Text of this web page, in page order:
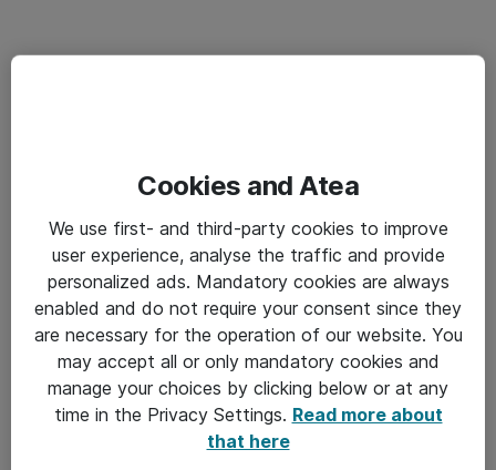
Cookies and Atea
We use first- and third-party cookies to improve
user experience, analyse the traffic and provide
personalized ads. Mandatory cookies are always
enabled and do not require your consent since they
are necessary for the operation of our website. You
may accept all or only mandatory cookies and
manage your choices by clicking below or at any
time in the Privacy Settings. Read more about
that here